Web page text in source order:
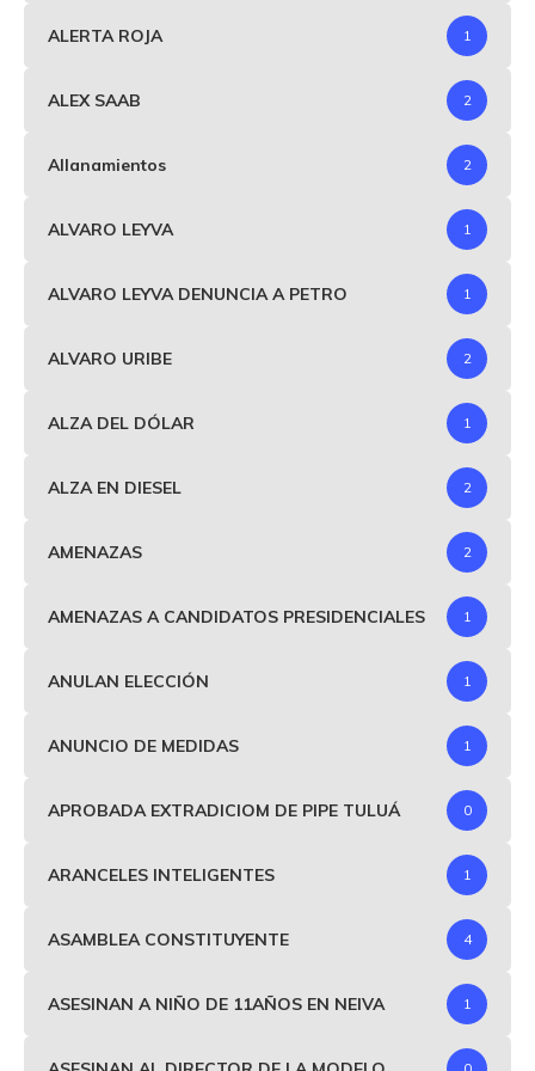
ALERTA ROJA 1
ALEX SAAB 2
Allanamientos 2
ALVARO LEYVA 1
ALVARO LEYVA DENUNCIA A PETRO 1
ALVARO URIBE 2
ALZA DEL DÓLAR 1
ALZA EN DIESEL 2
AMENAZAS 2
AMENAZAS A CANDIDATOS PRESIDENCIALES 1
ANULAN ELECCIÓN 1
ANUNCIO DE MEDIDAS 1
APROBADA EXTRADICIOM DE PIPE TULUÁ 0
ARANCELES INTELIGENTES 1
ASAMBLEA CONSTITUYENTE 4
ASESINAN A NIÑO DE 11AÑOS EN NEIVA 1